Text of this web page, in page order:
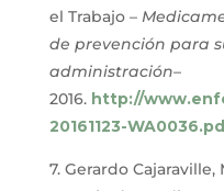
el Trabajo –
de prevención para
administración–
2016. http://
20161123-
7. Gerardo